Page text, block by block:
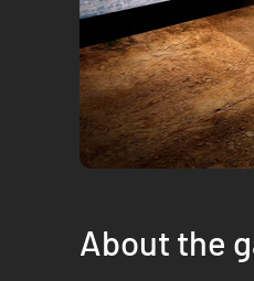
About the